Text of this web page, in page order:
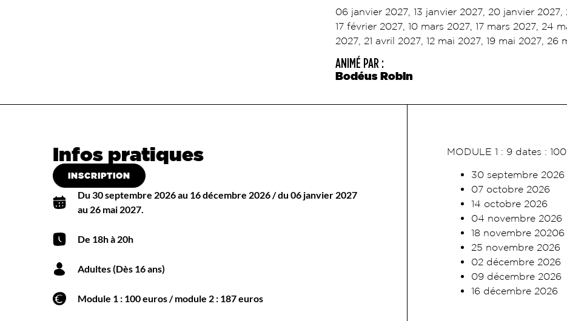
06 janvier 2027, 13 janvier 2027, 20 janvier
17 février 2027, 10 mars 2027, 17 mars 2027, 24
2027, 21 avril 2027, 12 mai 2027, 19 mai 2027, 26
ANIMÉ PAR :
Bodéus Robin
Infos pratiques
INSCRIPTION
Du 30 septembre 2026 au 16 décembre 2026 / du 06 janvier 2027
au 26 mai 2027.
De 18h à 20h
Adultes (Dès 16 ans)
Module 1 : 100 euros / module 2 : 187 euros
MODULE 1 : 9 dates :
30 septembre 2026
07 octobre 2026
14 octobre 2026
04 novembre 2026
18 novembre 20206
25 novembre 2026
02 décembre 2026
09 décembre 2026
16 décembre 2026